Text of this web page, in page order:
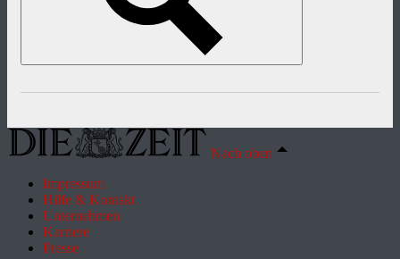
Nach oben
Impressum
Hilfe & Kontakt
Unternehmen
Karriere
Presse